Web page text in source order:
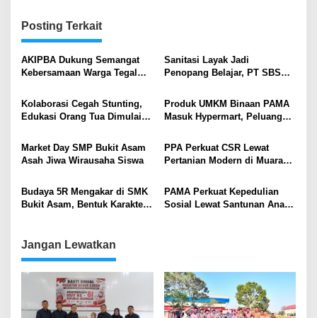
Posting Terkait
AKIPBA Dukung Semangat
Kebersamaan Warga Tegal
Sanitasi Layak Jadi
Penopang Belajar, PT SBS
Xaverius Emmanuel
Kolaborasi Cegah Stunting,
Edukasi Orang Tua Dimulai
Produk UMKM Binaan PAMA
Masuk Hypermart, Peluang
Market Day SMP Bukit Asam
Asah Jiwa Wirausaha Siswa
PPA Perkuat CSR Lewat
Pertanian Modern di Muara
Budaya 5R Mengakar di SMK
Bukit Asam, Bentuk Karakter
PAMA Perkuat Kepedulian
Sosial Lewat Santunan Anak
Jangan Lewatkan